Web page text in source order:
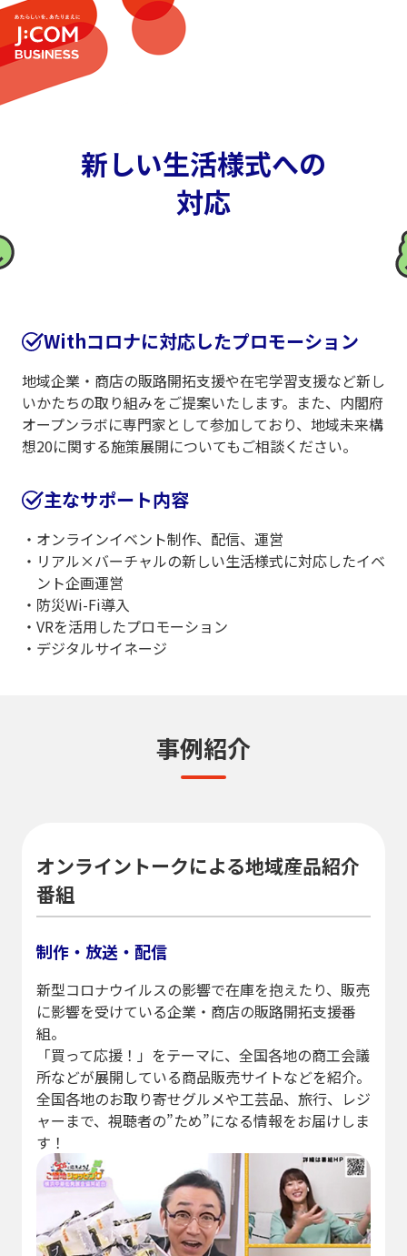
新しい生活様式への
対応
Withコロナに対応したプロモーション
地域企業・商店の販路開拓支援や在宅学習支援など新し
いかたちの取り組みをご提案いたします。また、内閣府
オープンラボに専門家として参加しており、地域未来構
想20に関する施策展開についてもご相談ください。
主なサポート内容
オンラインイベント制作、配信、運営
リアル×バーチャルの新しい生活様式に対応したイベ
ント企画運営
防災Wi-Fi導入
VRを活用したプロモーション
デジタルサイネージ
事例紹介
オンライントークによる地域産品紹介
番組
制作・放送・配信
新型コロナウイルスの影響で在庫を抱えたり、販売
に影響を受けている企業・商店の販路開拓支援番
組。
「買って応援！」をテーマに、全国各地の商工会議
所などが展開している商品販売サイトなどを紹介。
全国各地のお取り寄せグルメや工芸品、旅行、レジ
ャーまで、視聴者の”ため”になる情報をお届けしま
す！